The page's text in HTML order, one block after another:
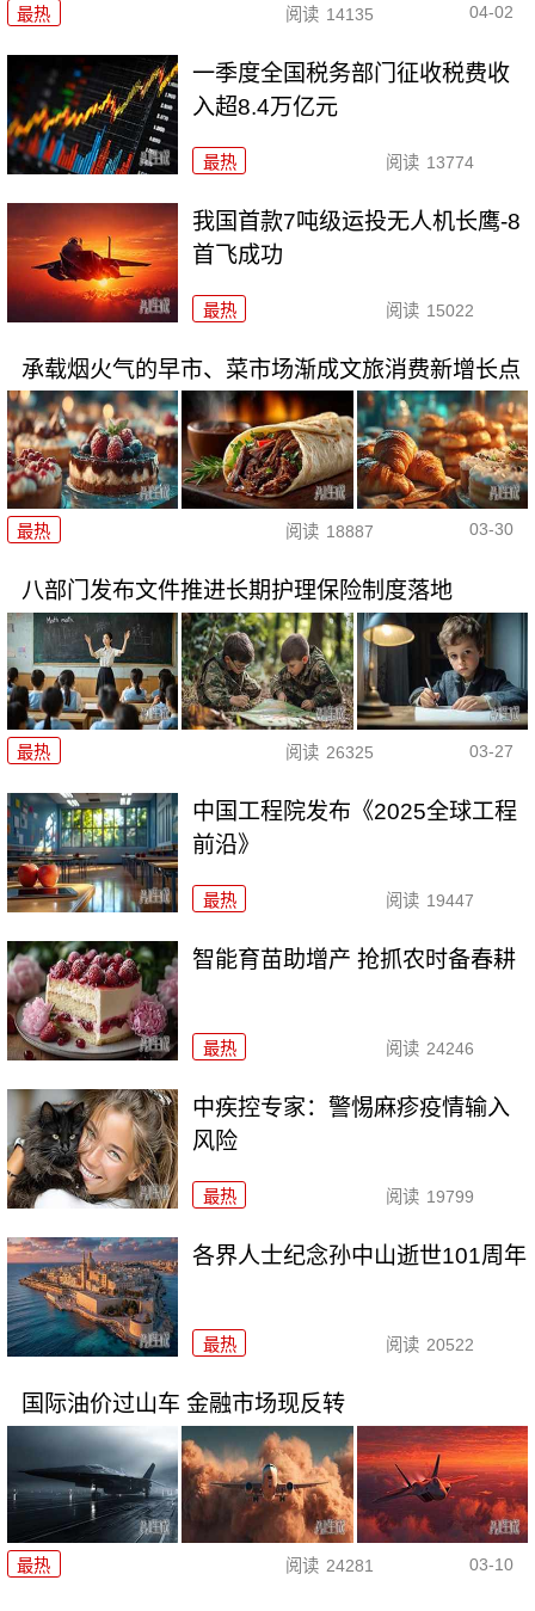
最热 阅读 14135 04-02
一季度全国税务部门征收税费收
入超8.4万亿元
最热 阅读 13774
我国首款7吨级运投无人机长鹰-8
首飞成功
最热 阅读 15022
承载烟火气的早市、菜市场渐成文旅消费新增长点
最热 阅读 18887 03-30
八部门发布文件推进长期护理保险制度落地
最热 阅读 26325 03-27
中国工程院发布《2025全球工程
前沿》
最热 阅读 19447
智能育苗助增产 抢抓农时备春耕
最热 阅读 24246
中疾控专家：警惕麻疹疫情输入
风险
最热 阅读 19799
各界人士纪念孙中山逝世101周年
最热 阅读 20522
国际油价过山车 金融市场现反转
最热 阅读 24281 03-10